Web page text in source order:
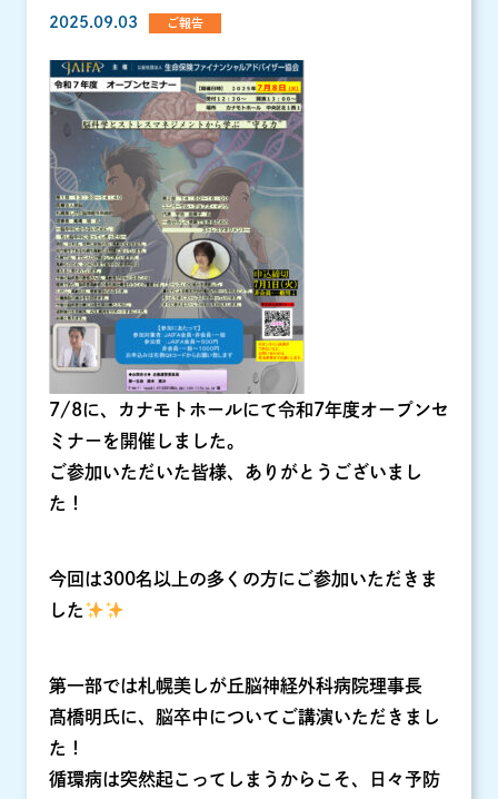
2025.09.03 ご報告
7/8に、カナモトホールにて令和7年度オープンセ
ミナーを開催しました。
ご参加いただいた皆様、ありがとうございまし
た！
今回は300名以上の多くの方にご参加いただきま
した
第一部では札幌美しが丘脳神経外科病院理事長
髙橋明氏に、脳卒中についてご講演いただきまし
た！
循環病は突然起こってしまうからこそ、日々予防